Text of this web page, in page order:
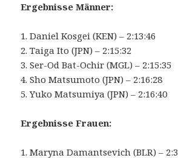
Ergebnisse Männer:
1. Daniel Kosgei (KEN) – 2:13:46
2. Taiga Ito (JPN) – 2:15:32
3. Ser-Od Bat-Ochir (MGL) – 2:15:35
4. Sho Matsumoto (JPN) – 2:16:28
5. Yuko Matsumiya (JPN) – 2:16:40
Ergebnisse Frauen:
1. Maryna Damantsevich (BLR) –